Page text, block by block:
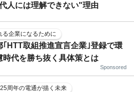
人には理解できない"理由
る企業になるために
｢HTT取組推進宣言企業｣登録で環
時代を勝ち抜く具体策とは
Sponsored
周年の電通が描く未来